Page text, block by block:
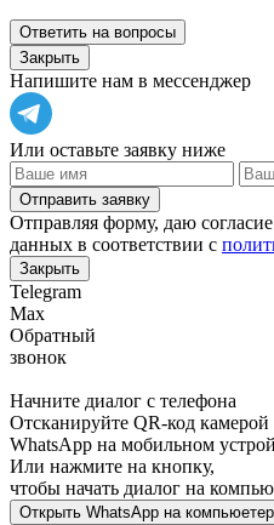
Ответить на вопросы
Закрыть
Напишите нам в мессенджер
Или оставьте заявку ниже
Отправить заявку
Отправляя форму, даю
данных в соответствии с
Закрыть
Telegram
Max
Обратный
звонок
Начните диалог с телефона
Отсканируйте QR-код
WhatsApp на мобильном
Или нажмите на кнопку,
чтобы начать диалог на
Открыть WhatsApp на